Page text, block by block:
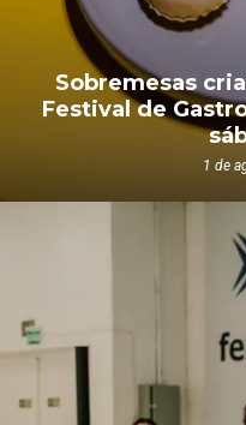
Sobremesas
Festival de
1 de